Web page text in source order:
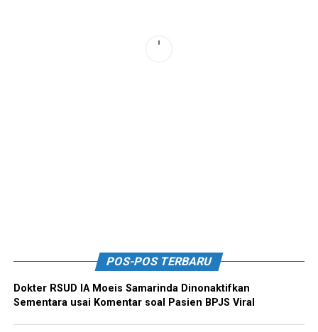
POS-POS TERBARU
Dokter RSUD IA Moeis Samarinda Dinonaktifkan
Sementara usai Komentar soal Pasien BPJS Viral